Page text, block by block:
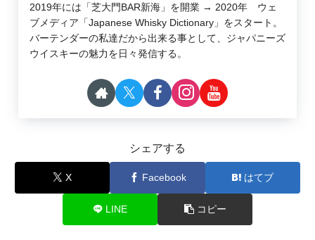
2019年には「芝大門BAR新海」を開業 → 2020年 ウェ
ブメディア「Japanese Whisky Dictionary」をスタート。
バーテンダーの私達だから出来る事として、ジャパニーズ
ウイスキーの魅力を日々発信する。
シェアする
X Facebook はてブ
LINE コピー